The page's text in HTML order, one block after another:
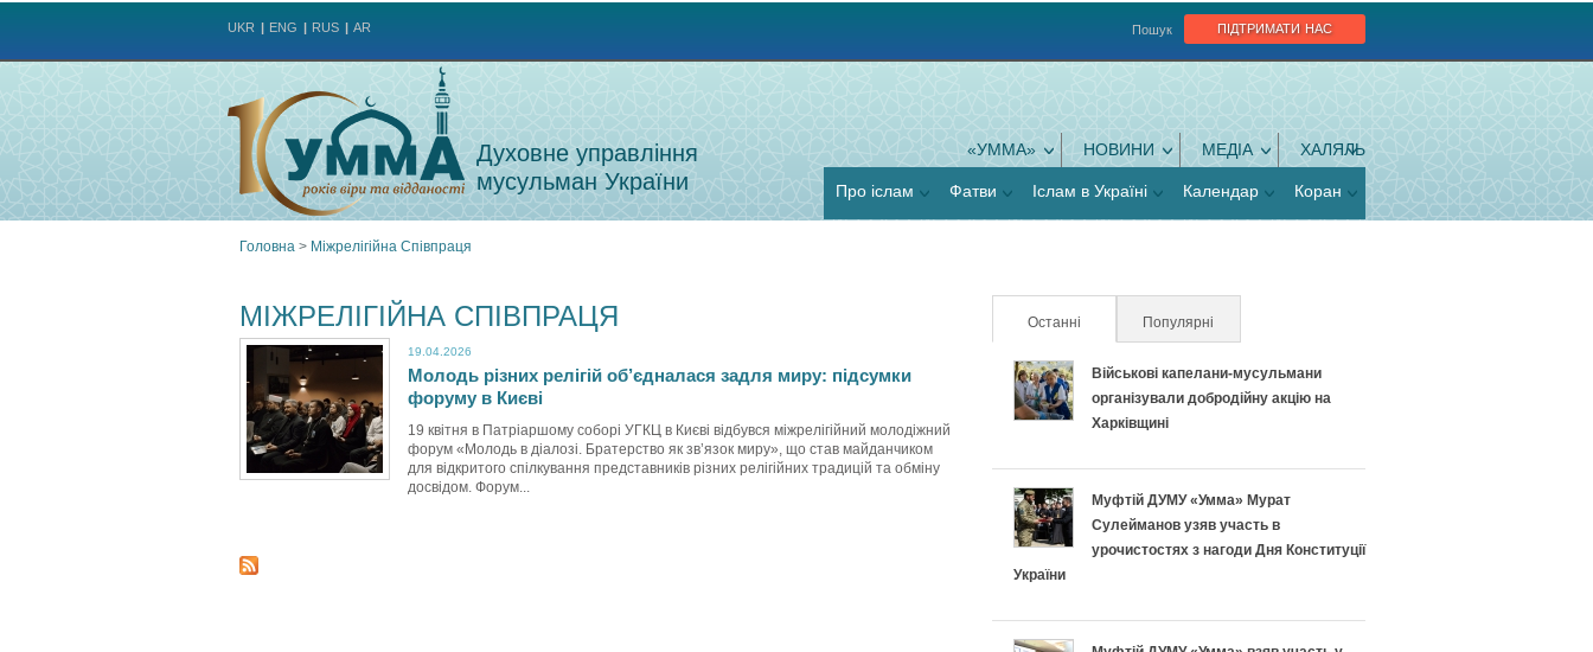
підтримати нас
Пошук
UKR ENG RUS AR
Духовне управління
мусульман України
«УММА» НОВИНИ МЕДІА ХАЛЯЛЬ
Про іслам Фатви Іслам в Україні Календар Коран
є
тут
Головна > Міжрелігійна Співпраця
МІЖРЕЛІГІЙНА СПІВПРАЦЯ
19.04.2026
Молодь різних релігій об’єдналася задля миру: підсумки
форуму в Києві
19 квітня в Патріаршому соборі УГКЦ в Києві відбувся міжрелігійний молодіжний
форум «Молодь в діалозі. Братерство як зв’язок миру», що став майданчиком
для відкритого спілкування представників різних релігійних традицій та обміну
досвідом. Форум...
Останні (активна вкладка)
Популярні
Військові капелани-мусульмани
організували добродійну акцію на
Харківщині
Муфтій ДУМУ «Умма» Мурат
Сулейманов узяв участь в
урочистостях з нагоди Дня Конституції
України